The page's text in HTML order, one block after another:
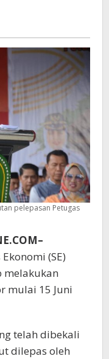
pelepasan Petugas
(SE)
melakukan
mulai 15 Juni
telah dibekali
dilepas oleh